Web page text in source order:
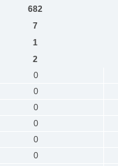
682
7
1
2
0
0
0
0
0
0